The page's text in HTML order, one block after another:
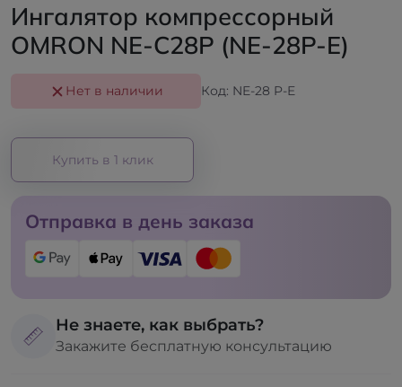
Ингалятор компрессорный
OMRON NE-C28P (NE-28P-E)
Нет в наличии Код: NE-28 P-E
Купить в 1 клик
Отправка в день заказа
Не знаете, как выбрать?
Закажите бесплатную консультацию